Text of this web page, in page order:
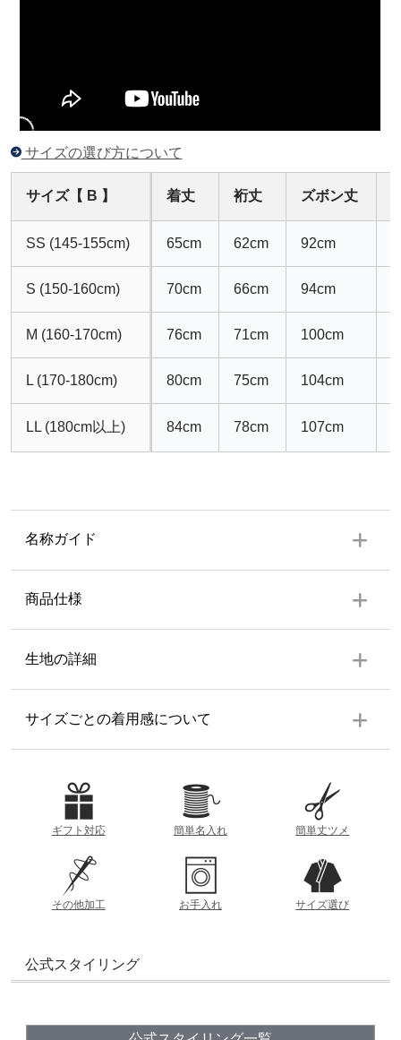
サイズの選び方について
サイズ【 B 】 着丈 裄丈 ズボン丈
SS (145-155cm) 65cm 62cm 92cm
S (150-160cm) 70cm 66cm 94cm
M (160-170cm) 76cm 71cm 100cm
L (170-180cm) 80cm 75cm 104cm
LL (180cm以上) 84cm 78cm 107cm
名称ガイド
衿の根本から裾までの直線距離
ズボン丈
股下
商品仕様
上着
左前ポケット１個、両脇スリット有り
ズボン
綿100%
洗濯方法
洗濯機可（ネット使用）
日本
生地の詳細
生地の厚み
参考重量 (Lサイズ)
透け感
おすすめの季節
サイズごとの着用感について
ギフト対応 簡単名入れ 簡単丈ツメ
その他加工 お手入れ サイズ選び
公式スタイリング